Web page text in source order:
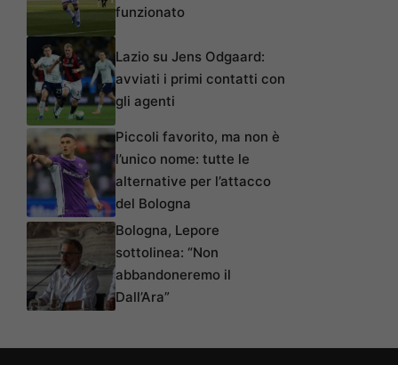
funzionato
Lazio su Jens Odgaard:
avviati i primi contatti con
gli agenti
Piccoli favorito, ma non è
l’unico nome: tutte le
alternative per l’attacco
del Bologna
Bologna, Lepore
sottolinea: “Non
abbandoneremo il
Dall’Ara”